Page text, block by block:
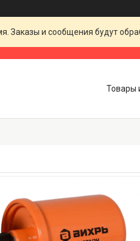
Заказы и сообщения будут
Товары